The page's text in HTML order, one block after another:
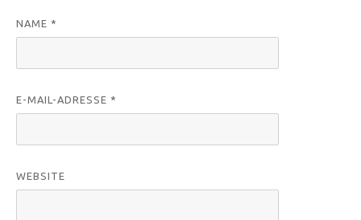
NAME *
E-MAIL-ADRESSE *
WEBSITE